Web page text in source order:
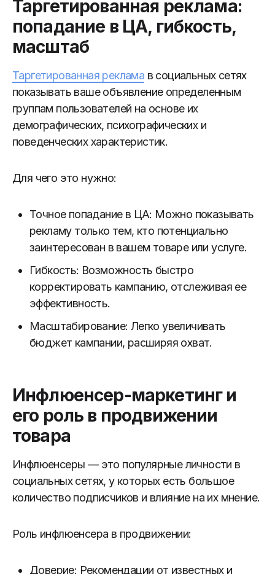
Таргетированная реклама:
попадание в ЦА, гибкость,
масштаб
Таргетированная реклама в социальных сетях
показывать ваше объявление определенным
группам пользователей на основе их
демографических, психографических и
поведенческих характеристик.
Для чего это нужно:
Точное попадание в ЦА: Можно показывать
рекламу только тем, кто потенциально
заинтересован в вашем товаре или услуге.
Гибкость: Возможность быстро
корректировать кампанию, отслеживая ее
эффективность.
Масштабирование: Легко увеличивать
бюджет кампании, расширяя охват.
Инфлюенсер-маркетинг и
его роль в продвижении
товара
Инфлюенсеры — это популярные личности в
социальных сетях, у которых есть большое
количество подписчиков и влияние на их мнение.
Роль инфлюенсера в продвижении:
Доверие: Рекомендации от известных и